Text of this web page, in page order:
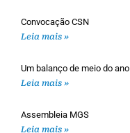
Convocação CSN
Leia mais »
Um balanço de meio do ano
Leia mais »
Assembleia MGS
Leia mais »